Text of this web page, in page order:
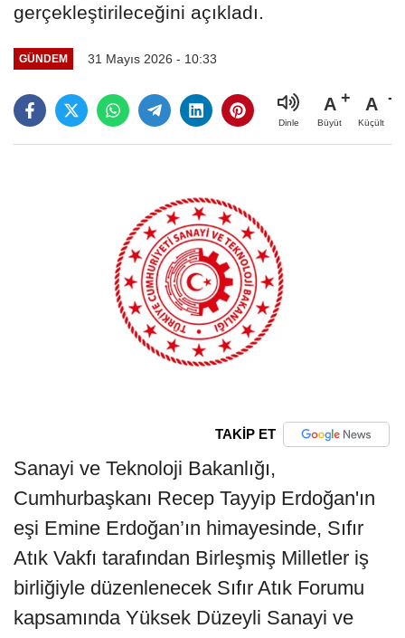
gerçekleştirileceğini açıkladı.
GÜNDEM 31 Mayıs 2026 - 10:33
Dinle
A
Büyüt
A
Küçült
TAKİP ET
Sanayi ve Teknoloji Bakanlığı,
Cumhurbaşkanı Recep Tayyip Erdoğan'ın
eşi Emine Erdoğan’ın himayesinde, Sıfır
Atık Vakfı tarafından Birleşmiş Milletler iş
birliğiyle düzenlenecek Sıfır Atık Forumu
kapsamında Yüksek Düzeyli Sanayi ve